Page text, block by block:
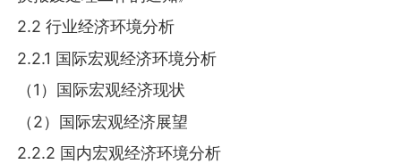
2.2 行业经济环境分析
2.2.1 国际宏观经济环境分析
（1）国际宏观经济现状
（2）国际宏观经济展望
2.2.2 国内宏观经济环境分析